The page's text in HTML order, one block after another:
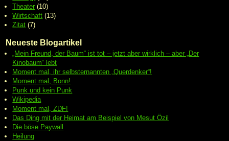
Theater (10)
Wirtschaft (13)
Zitat (7)
Neueste Blogartikel
„Mein Freund, der Baum“ ist tot – jetzt aber wirklich – aber „Der
Kinobaum“ lebt
Moment mal, ihr selbsternannten „Querdenker“!
Moment mal, Bonn!
Punk und kein Punk
Wikipedia
Moment mal, ZDF!
Das Ding mit der Heimat am Beispiel von Mesut Özil
Die böse Paywall
Heilung